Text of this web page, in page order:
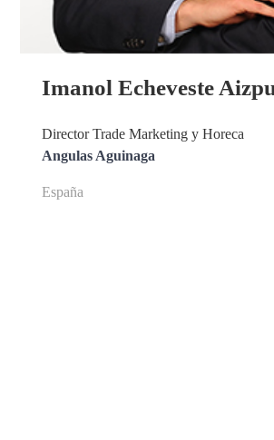
Imanol Echeveste
Director Trade Marketing y Horeca
Angulas Aguinaga
España